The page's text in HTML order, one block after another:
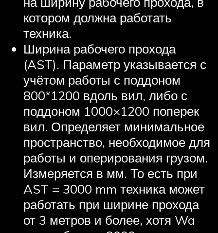
котором должна работать
техника.
Ширина рабочего прохода
(AST). Параметр указывается с
учётом работы с поддоном
800*1200 вдоль вил, либо с
поддоном 1000×1200 поперек
вил. Определяет минимальное
пространство, необходимое для
работы и оперирования грузом.
Измеряется в мм. То есть при
AST = 3000 mm техника может
работать при ширине прохода
от 3 метров и более, хотя Wa